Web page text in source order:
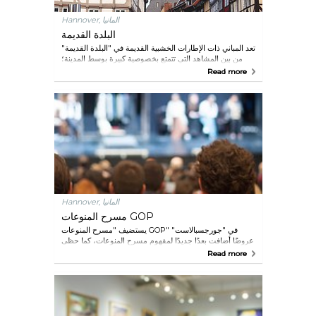
Hannover, المانيا
البلدة القديمة
تعد المباني ذات الإطارات الخشبية القديمة في "البلدة القديمة"
من بين المشاهد التي تتمتع بخصوصية كبيرة بوسط المدينة؛
حيث يمكنك التنزه في الشوارع الضيقة الخلابة واكتشاف
المتاجر الرائعة والمقاهي والمطاعم الجذابة. ويقام في يوم
Read more
Hannover, المانيا
مسرح المنوعات GOP
يستضيف "مسرح المنوعات GOP" في "جورجسبالاست"
عروضًا أضافت بعدًا جديدًا لمفهوم مسرح المنوعات، كما حظى
المسرح بالإشادة الدولية. وقد نجح "مسرح المنوعات GOP"
في خلق عالم جديد من المنوعات توازن بين الفنون المعاصرة
Read more